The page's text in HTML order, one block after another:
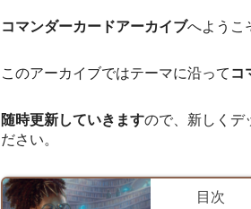
コマンダーカードアーカイブへようこ
このアーカイブではテーマに沿って コ
随時更新していきますので、新しくデ
ださい。
目次